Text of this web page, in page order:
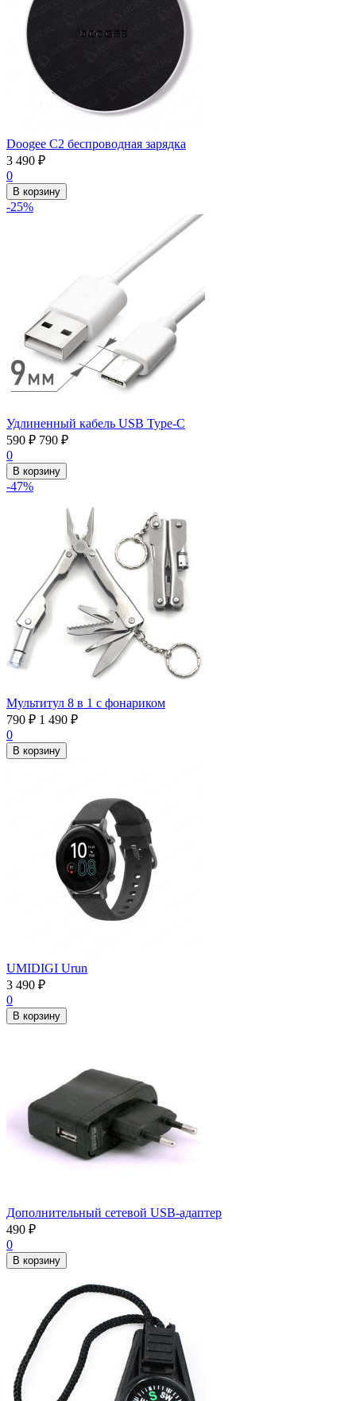
Doogee C2 беспроводная зарядка
3 490 ₽
0
В корзину
-25%
Удлиненный кабель USB Type-C
590 ₽ 790 ₽
0
В корзину
-47%
Мультитул 8 в 1 с фонариком
790 ₽ 1 490 ₽
0
В корзину
UMIDIGI Urun
3 490 ₽
0
В корзину
Дополнительный сетевой USB-адаптер
490 ₽
0
В корзину